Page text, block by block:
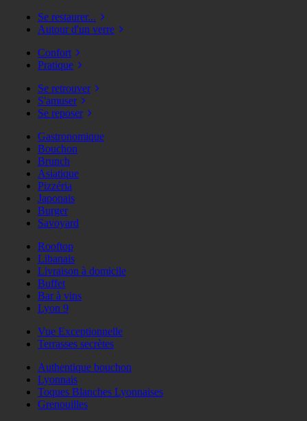
Se restaurer...
Autour d'un verre
Confort
Pratique
Se retrouver
S'amuser
Se reposer
Gastronomique
Bouchon
Brunch
Asiatique
Pizzéria
Japonais
Burger
Savoyard
Rooftop
Libanais
Livraison à domicile
Buffet
Bar à vins
Lyon 9
Vue Exceptionnelle
Terrasses secrètes
Authentique bouchon
Lyonnais
Toques Blanches Lyonnaises
Grenouilles